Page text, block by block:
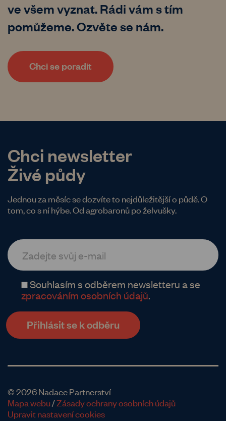
ve všem vyznat. Rádi vám s tím
pomůžeme. Ozvěte se nám.
Chci se poradit
Chci newsletter
Živé půdy
Jednou za měsíc se dozvíte to nejdůležitější o půdě. O
tom, co s ní hýbe. Od agrobaronů po želvušky.
Souhlasím s odběrem newsletteru a se
zpracováním osobních údajů.
© 2026 Nadace Partnerství
Mapa webu/Zásady ochrany osobních údajů
Upravit nastavení cookies